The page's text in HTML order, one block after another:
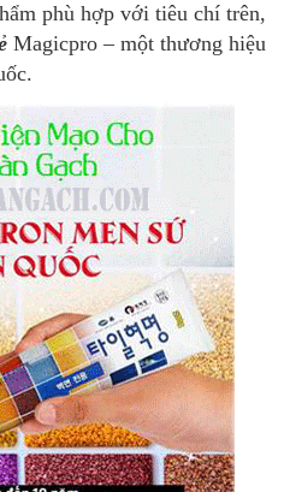
phù hợp với tiêu chí trên,
Magicpro – một thương hiệu